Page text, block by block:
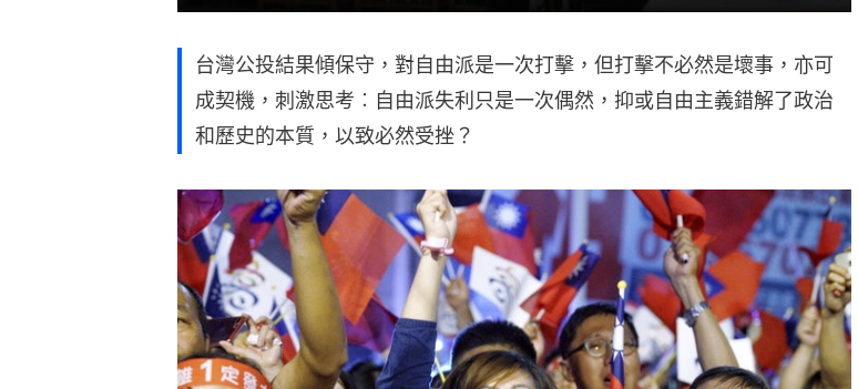
台灣公投結果傾保守，對自由派是一次打擊，但打擊不必然是壞事，亦可
成契機，刺激思考︰自由派失利只是一次偶然，抑或自由主義錯解了政治
和歷史的本質，以致必然受挫？